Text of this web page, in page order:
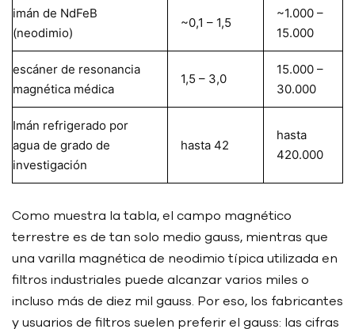
imán de NdFeB
(neodimio)
~0,1 – 1,5
~1.000 –
15.000
escáner de resonancia
magnética médica
1,5 – 3,0
15.000 –
30.000
Imán refrigerado por
agua de grado de
investigación
hasta 42
hasta
420.000
Como muestra la tabla, el campo magnético
terrestre es de tan solo medio gauss, mientras que
una varilla magnética de neodimio típica utilizada en
filtros industriales puede alcanzar varios miles o
incluso más de diez mil gauss. Por eso, los fabricantes
y usuarios de filtros suelen preferir el gauss: las cifras